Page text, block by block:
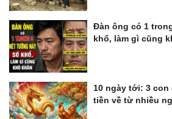
Đàn ông có 1
khổ, làm gì cũng
10 ngày tới: 3
tiền về từ nhiều